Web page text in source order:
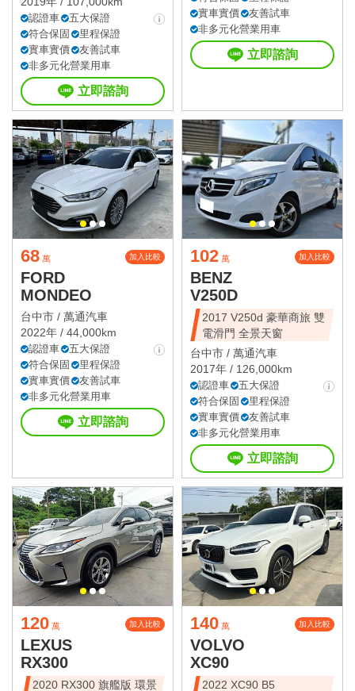
認證車
五大保證
符合保固
里程保證
實車實價
友善試車
非多元化營業用車
立即諮詢
實車實價
友善試車
非多元化營業用車
立即諮詢
68 萬 加入比較
FORD
MONDEO
台中市 / 萬通汽車
2022年 / 44,000km
認證車
五大保證
符合保固
里程保證
實車實價
友善試車
非多元化營業用車
立即諮詢
102 萬 加入比較
BENZ
V250D
2017 V250d 豪華商旅 雙
電滑門 全景天窗
台中市 / 萬通汽車
2017年 / 126,000km
認證車
五大保證
符合保固
里程保證
實車實價
友善試車
非多元化營業用車
立即諮詢
120 萬 加入比較
LEXUS
RX300
2020 RX300 旗艦版 環景
140 萬 加入比較
VOLVO
XC90
2022 XC90 B5